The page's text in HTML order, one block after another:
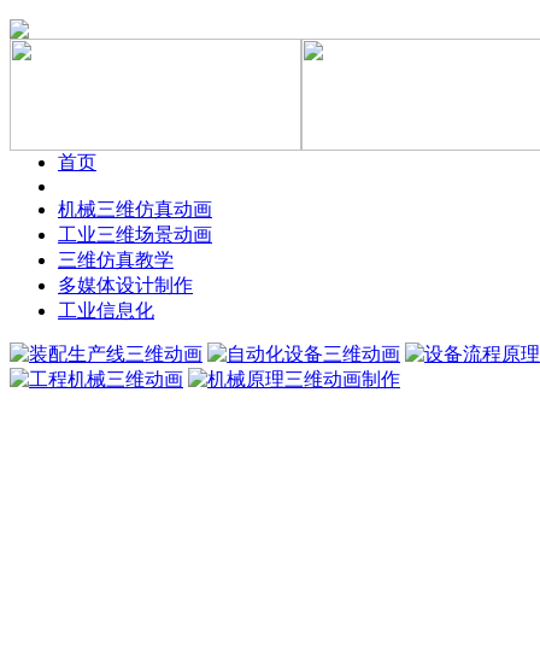
首页
机械三维仿真动画
工业三维场景动画
三维仿真教学
多媒体设计制作
工业信息化